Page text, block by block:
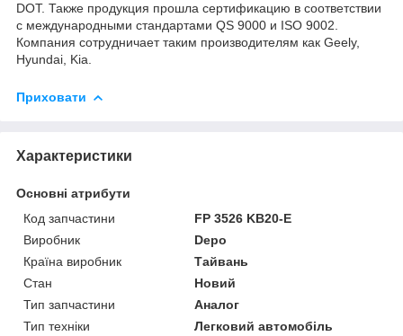
DOT. Также продукция прошла сертификацию в соответствии
с международными стандартами QS 9000 и ISO 9002.
Компания сотрудничает таким производителям как Geely,
Hyundai, Kia.
Приховати
Характеристики
Основні атрибути
Код запчастини
FP 3526 KB20-E
Виробник
Depo
Країна виробник
Тайвань
Стан
Новий
Тип запчастини
Аналог
Тип техніки
Легковий автомобіль